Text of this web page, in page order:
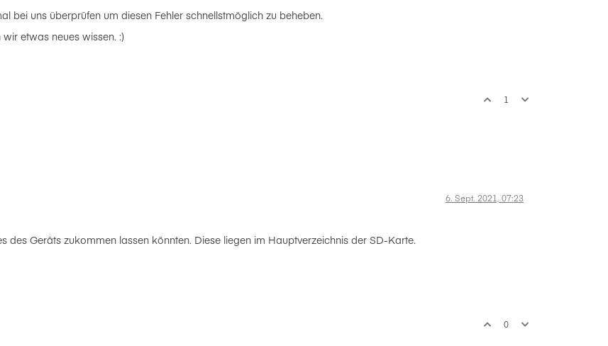
bei uns überprüfen um diesen Fehler schnellstmöglich zu beheben.
etwas neues wissen. :)
1
6. Sept. 2021, 07:23
des Geräts zukommen lassen könnten. Diese liegen im Hauptverzeichnis der SD-Karte.
0